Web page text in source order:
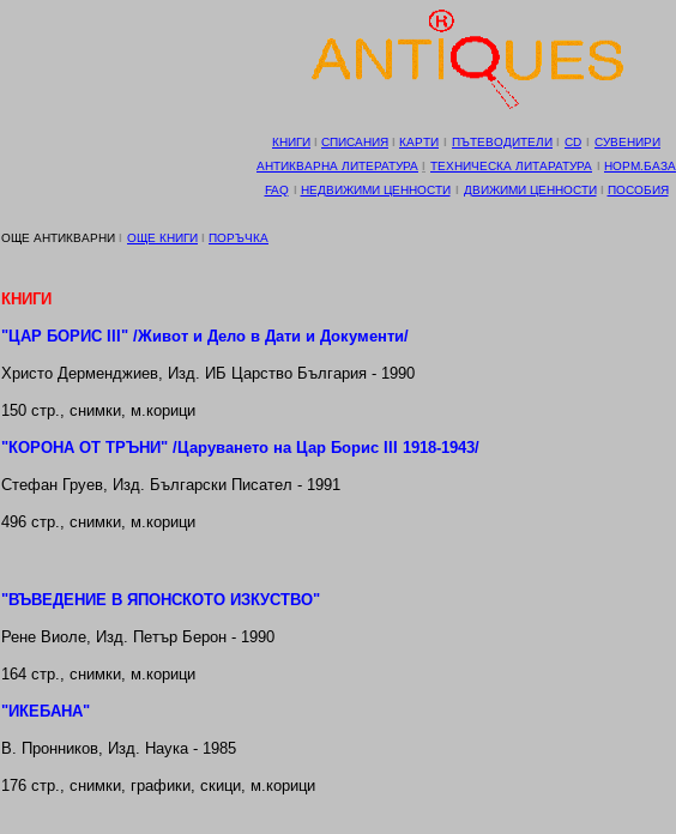
КНИГИ І СПИСАНИЯ І КАРТИ І ПЪТЕВОДИТЕЛИ І CD І СУВЕНИРИ
АНТИКВАРНА ЛИТЕРАТУРА І ТЕХНИЧЕСКА ЛИТАРАТУРА І НОРМ.БАЗА
FAQ І НЕДВИЖИМИ ЦЕННОСТИ І ДВИЖИМИ ЦЕННОСТИ І ПОСОБИЯ
ОЩЕ АНТИКВАРНИ І ОЩЕ КНИГИ І ПОРЪЧКА
КНИГИ
"ЦАР БОРИС " /Живот и Дело в Дати и Документи/
Христо Дерменджиев, Изд. ИБ Царство България - 1990
150 стр., снимки, м.корици
"КОРОНА ОТ ТРЪНИ " /Царуването на Цар Борис 1918-1943/
Стефан Груев, Изд. Български Писател - 1991
496 стр., снимки, м.корици
"ВЪВЕДЕНИЕ В ЯПОНСКОТО ИЗКУСТВО"
Рене Виоле, Изд. Петър Берон - 1990
164 стр., снимки, м.корици
"ИКЕБАНА"
В. Пронников, Изд. Наука - 1985
176 стр., снимки, графики, скици, м.корици